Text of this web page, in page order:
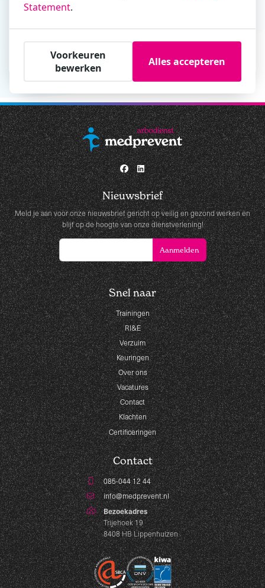
Nieuwsbrief
Meld je aan voor onze nieuwsbrief gericht op veilig en gezond werken en
blijf op de hoogte van onze dienstverlening!
Snel naar
Trainingen
RI&E
Verzuim
Keuringen
Over ons
Vacatures
Contact
Klachten
Certificeringen
Contact
085-044 12 44
info@medprevent.nl
Bezoekadres
Trijehoek 19
8408 HB Lippenhuizen
Statement.
Voorkeuren
bewerken
Alles accepteren